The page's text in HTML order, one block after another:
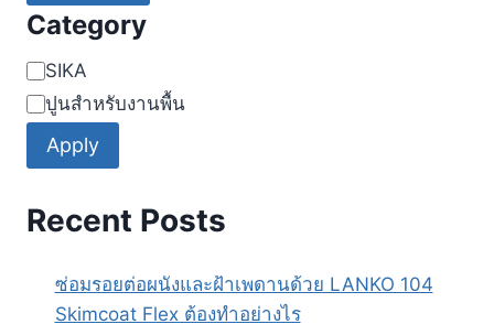
Category
Category
SIKA
ปูนสำหรับงานพื้น
Apply
Recent Posts
ซ่อมรอยต่อผนังและฝ้าเพดานด้วย LANKO 104
Skimcoat Flex ต้องทำอย่างไร